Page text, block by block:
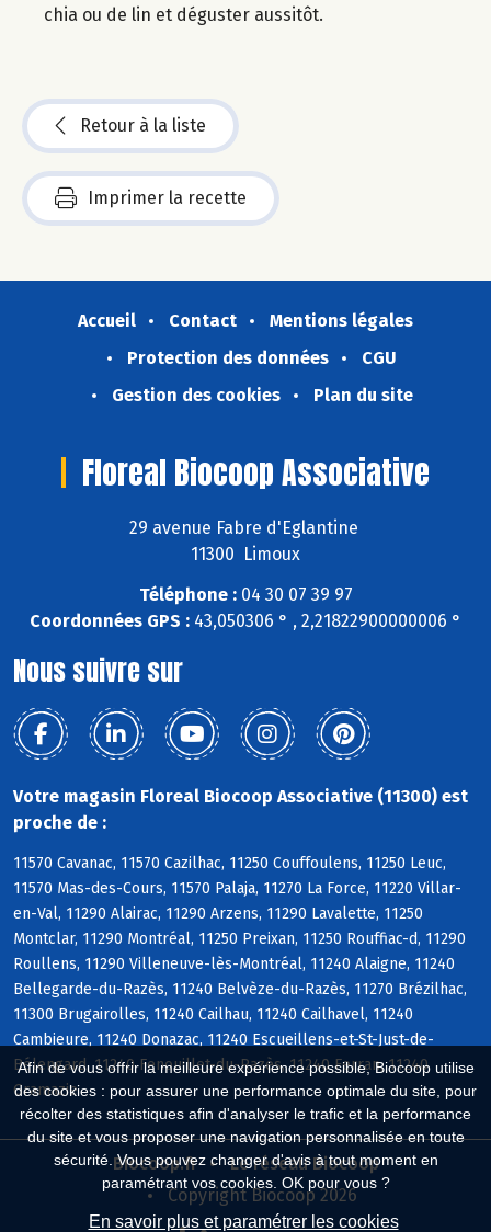
Afin de vous offrir la meilleure expérience possible, Biocoop utilise
des cookies : pour assurer une performance optimale du site, pour
récolter des statistiques afin d'analyser le trafic et la performance
du site et vous proposer une navigation personnalisée en toute
sécurité. Vous pouvez changer d'avis à tout moment en
paramétrant vos cookies. OK pour vous ?
En savoir plus et paramétrer les cookies
chia ou de lin et déguster aussitôt.
Retour à la liste
Imprimer la recette
Accueil Contact
Mentions légales
Protection des données
CGU
Gestion des cookies
Plan du site
Floreal Biocoop Associative
29 avenue Fabre d'Eglantine
11300 Limoux
Téléphone :04 30 07 39 97
Coordonnées GPS : 43,050306 ° , 2,21822900000006 °
Nous suivre sur
Votre magasin Floreal Biocoop Associative (11300) est
proche de :
11570 Cavanac, 11570 Cazilhac, 11250 Couffoulens, 11250 Leuc,
11570 Mas-des-Cours, 11570 Palaja, 11270 La Force, 11220 Villar-
en-Val, 11290 Alairac, 11290 Arzens, 11290 Lavalette, 11250
Montclar, 11290 Montréal, 11250 Preixan, 11250 Rouffiac-d, 11290
Roullens, 11290 Villeneuve-lès-Montréal, 11240 Alaigne, 11240
Bellegarde-du-Razès, 11240 Belvèze-du-Razès, 11270 Brézilhac,
11300 Brugairolles, 11240 Cailhau, 11240 Cailhavel, 11240
Cambieure, 11240 Donazac, 11240 Escueillens-et-St-Just-de-
Bélengard, 11240 Fenouillet-du-Razès, 11240 Ferran, 11240
Gramazie
Biocoop.fr
Le réseau Biocoop
Copyright Biocoop 2026